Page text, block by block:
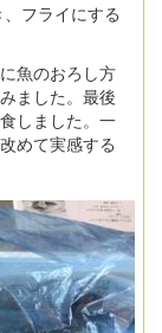
フライにする
魚のおろし方
ました。最後
しました。一
めて実感する